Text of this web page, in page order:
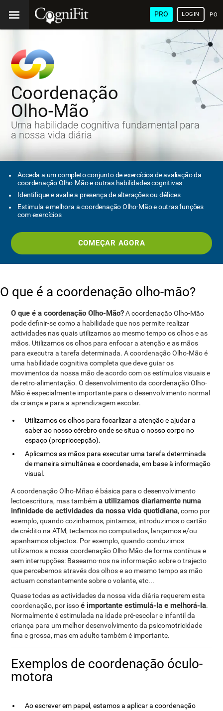
PRO LOGIN
Coordenação
Olho-Mão
Uma habilidade cognitiva fundamental para
a nossa vida diária
Acceda a um completo conjunto de exercícios de avaliação da
coordenação Olho-Mão e outras habilidades cognitivas
Identifique e avalie a presença de alterações ou défices
Estimula e melhora a coordenação Olho-Mão e outras funções
com exercícios
COMEÇAR AGORA
O que é a coordenação olho-mão?
O que é a coordenação Olho-Mão?A coordenação Olho-Mão
pode definir-se como a habilidade que nos permite realizar
actividades nas quais utilizamos ao mesmo tempo os olhos e as
mãos. Utilizamos os olhos para enfocar a atenção e as mãos
para executra a tarefa determinada. A coordenação Olho-Mão é
uma habilidade cognitiva completa que deve guiar os
movimentos da nossa mão de acordo com os estímulos visuais e
de retro-alimentação. O desenvolvimento da coordenação Olho-
Mão é especialmente importante para o desenvolvimento normal
da criança e para a aprendizagem escolar.
Utilizamos os olhos para focarlizar a atenção e ajudar a
saber ao nosso cérebro onde se situa o nosso corpo no
espaço (propriocepção).
Aplicamos as mãos para executar uma tarefa determinada
de maneira simultânea e coordenada, em base à informação
visual.
A coordenação Olho-Mñao é básica para o desenvolvimento
lectoescritura, mas tambéma utilizamos diariamente numa
infinidade de actividades da nossa vida quotidiana, como por
exemplo, quando cozinhamos, pintamos, introduzimos o cartão
de crédito na ATM, teclamos no computados, lançamos e/ou
apanhamos objectos. Por exemplo, quando conduzimos
utilizamos a nossa coordenação Olho-Mão de forma contínua e
sem interrupções: Baseamo-nos na informação sobre o trajecto
que percebemos através dos olhos e ao mesmo tempo as mão
actuam constantemente sobre o volante, etc...
Quase todas as actividades da nossa vida diária requerem esta
coordenação, por issoé importante estimulá-la e melhorá-la.
Normalmente é estimulada na idade pré-escolar e infantil da
criança para um melhor desenvolvimento da psicomotricidade
fina e grossa, mas em adulto também é importante.
Exemplos de coordenação óculo-
motora
Ao escrever em papel, estamos a aplicar a coordenação